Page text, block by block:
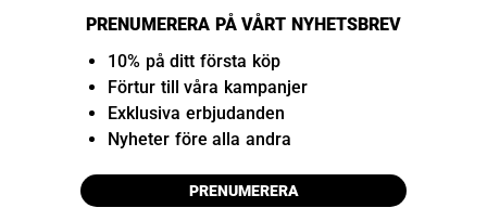
PRENUMERERA PÅ VÅRT NYHETSBREV
10% på ditt första köp
Förtur till våra kampanjer
Exklusiva erbjudanden
Nyheter före alla andra
PRENUMERERA